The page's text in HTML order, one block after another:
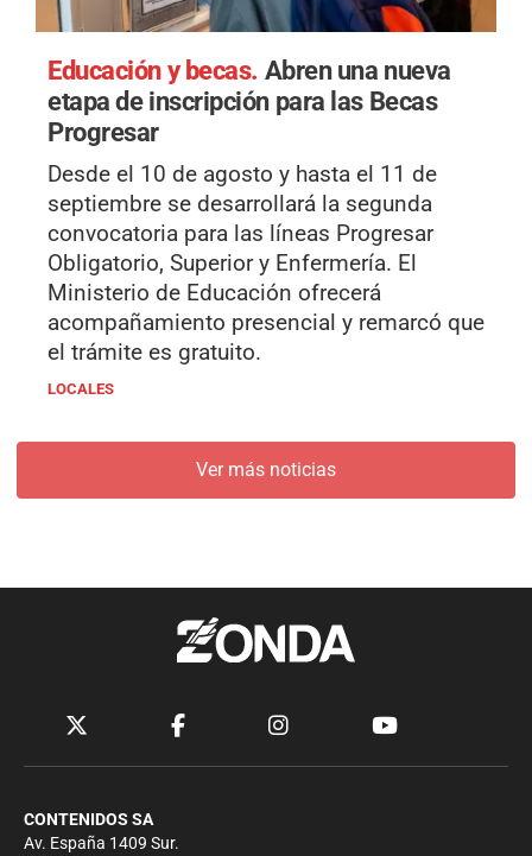
Educación y becas. Abren una nueva
etapa de inscripción para las Becas
Progresar
Desde el 10 de agosto y hasta el 11 de
septiembre se desarrollará la segunda
convocatoria para las líneas Progresar
Obligatorio, Superior y Enfermería. El
Ministerio de Educación ofrecerá
acompañamiento presencial y remarcó que
el trámite es gratuito.
LOCALES
Ver más noticias
CONTENIDOS SA
Av. España 1409 Sur.